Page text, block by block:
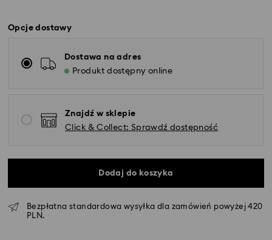
Opcje dostawy
Dostawa na adres
Produkt dostępny online
Znajdź w sklepie
Click & Collect: Sprawdź dostępność
Dodaj do koszyka
Bezpłatna standardowa wysyłka dla zamówień powyżej 420
PLN.